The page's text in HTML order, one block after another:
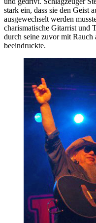
stark ein, dass sie den Geist
ausgewechselt werden
charismatische Gitarrist und
durch seine zuvor mit Rauch
beeindruckte.